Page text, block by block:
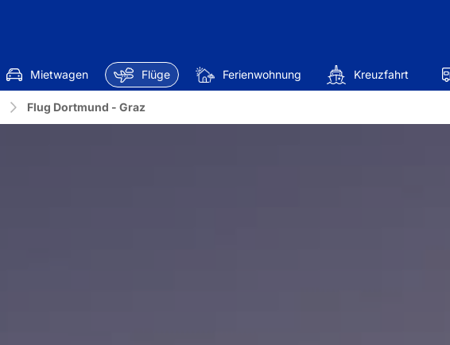
Mietwagen Flüge Ferienwohnung Kreuzfahrt
Flug Dortmund - Graz